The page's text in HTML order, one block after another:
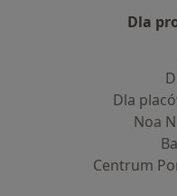
Dla
Dla
Noa
Centrum